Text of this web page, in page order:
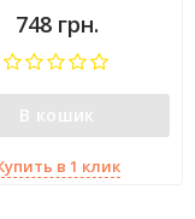
748 грн.
В кошик
в 1 клик